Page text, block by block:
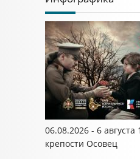
06.08.2026 - 6 августа
крепости Осовец